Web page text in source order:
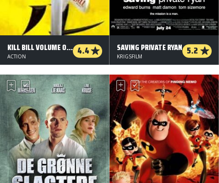
KILL BILL VOLUME ONE 4.4
ACTION
SAVING PRIVATE RYAN 5.2
KRIGSFILM